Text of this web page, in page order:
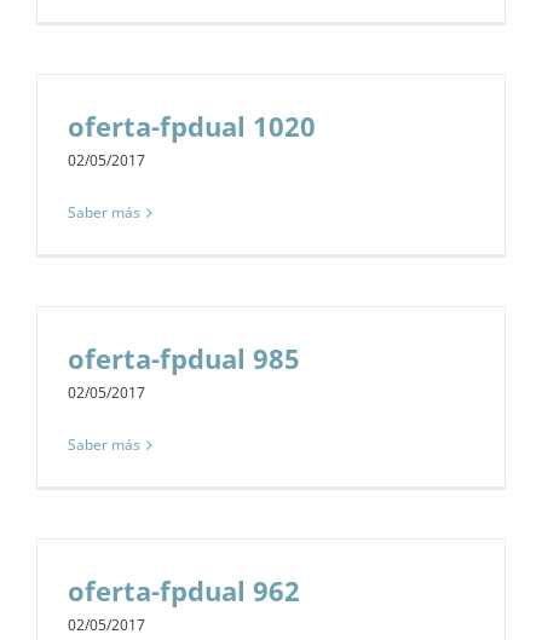
oferta-fpdual 1020
02/05/2017
Saber más
oferta-fpdual 985
02/05/2017
Saber más
oferta-fpdual 962
02/05/2017